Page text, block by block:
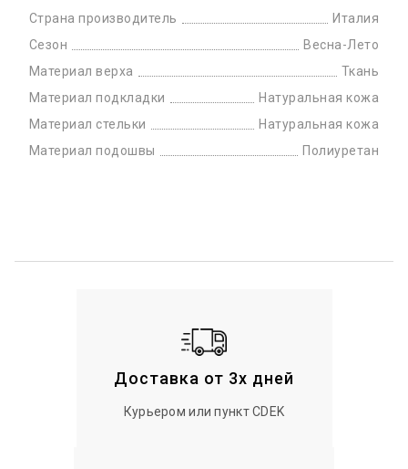
Страна производитель
Италия
Сезон
Весна-Лето
Материал верха
Ткань
Материал подкладки
Натуральная кожа
Материал стельки
Натуральная кожа
Материал подошвы
Полиуретан
Доставка от 3х дней
Курьером или пункт CDEK